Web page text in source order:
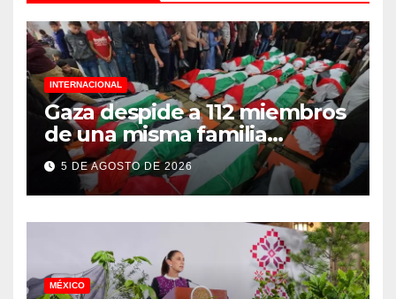
INTERNACIONAL
Gaza despide a 112 miembros
de una misma familia
asesinados durante el
genocidio
5 DE AGOSTO DE 2026
MÉXICO